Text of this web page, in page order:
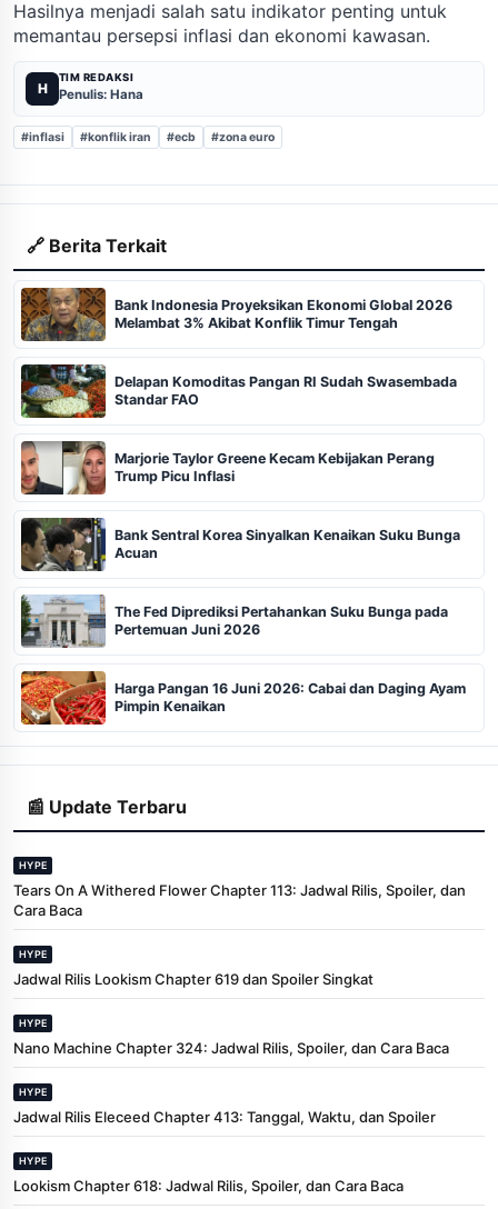
Hasilnya menjadi salah satu indikator penting untuk
memantau persepsi inflasi dan ekonomi kawasan.
H
TIM REDAKSI
Penulis: Hana
#inflasi #konflik iran #ecb #zona euro
🔗 Berita Terkait
Bank Indonesia Proyeksikan Ekonomi Global 2026
Melambat 3% Akibat Konflik Timur Tengah
Delapan Komoditas Pangan RI Sudah Swasembada
Standar FAO
Marjorie Taylor Greene Kecam Kebijakan Perang
Trump Picu Inflasi
Bank Sentral Korea Sinyalkan Kenaikan Suku Bunga
Acuan
The Fed Diprediksi Pertahankan Suku Bunga pada
Pertemuan Juni 2026
Harga Pangan 16 Juni 2026: Cabai dan Daging Ayam
Pimpin Kenaikan
📰 Update Terbaru
HYPE
Tears On A Withered Flower Chapter 113: Jadwal Rilis, Spoiler, dan
Cara Baca
HYPE
Jadwal Rilis Lookism Chapter 619 dan Spoiler Singkat
HYPE
Nano Machine Chapter 324: Jadwal Rilis, Spoiler, dan Cara Baca
HYPE
Jadwal Rilis Eleceed Chapter 413: Tanggal, Waktu, dan Spoiler
HYPE
Lookism Chapter 618: Jadwal Rilis, Spoiler, dan Cara Baca